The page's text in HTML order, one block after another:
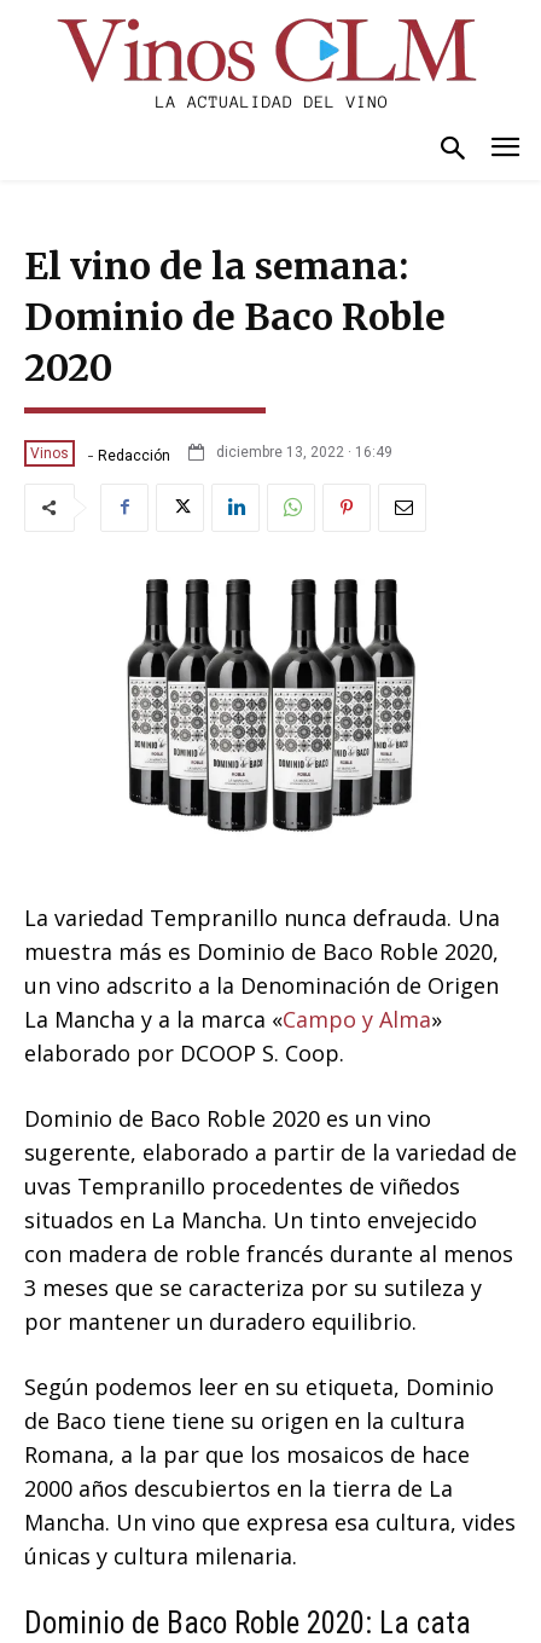
El vino de la semana:
Dominio de Baco Roble
2020
Vinos - Redacción diciembre 13, 2022 · 16:49
La variedad Tempranillo nunca defrauda. Una
muestra más es Dominio de Baco Roble 2020,
un vino adscrito a la Denominación de Origen
La Mancha y a la marca «Campo y Alma»
elaborado por DCOOP S. Coop.
Dominio de Baco Roble 2020 es un vino
sugerente, elaborado a partir de la variedad de
uvas Tempranillo procedentes de viñedos
situados en La Mancha. Un tinto envejecido
con madera de roble francés durante al menos
3 meses que se caracteriza por su sutileza y
por mantener un duradero equilibrio.
Según podemos leer en su etiqueta, Dominio
de Baco tiene tiene su origen en la cultura
Romana, a la par que los mosaicos de hace
2000 años descubiertos en la tierra de La
Mancha. Un vino que expresa esa cultura, vides
únicas y cultura milenaria.
Dominio de Baco Roble 2020: La cata